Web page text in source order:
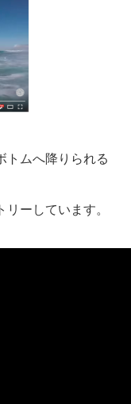
トムへ降りられる
ーしています。